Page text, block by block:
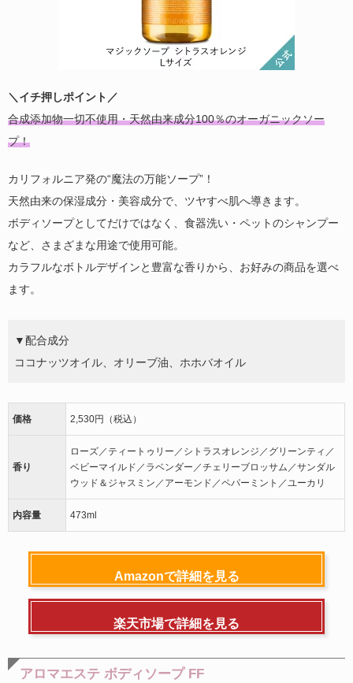
＼イチ押しポイント／
合成添加物一切不使用・天然由来成分100％のオーガニックソー
プ！
カリフォルニア発の“魔法の万能ソープ”！
天然由来の保湿成分・美容成分で、ツヤすべ肌へ導きます。
ボディソープとしてだけではなく、食器洗い・ペットのシャンプー
など、さまざまな用途で使用可能。
カラフルなボトルデザインと豊富な香りから、お好みの商品を選べ
ます。
▼配合成分
ココナッツオイル、オリーブ油、ホホバオイル
価格 2,530円（税込）
香り
ローズ／ティートゥリー／シトラスオレンジ／グリーンティ／
ベビーマイルド／ラベンダー／チェリーブロッサム／サンダル
ウッド＆ジャスミン／アーモンド／ペパーミント／ユーカリ
内容量 473ml
Amazonで詳細を見る
楽天市場で詳細を見る
アロマエステ ボディソープ FF